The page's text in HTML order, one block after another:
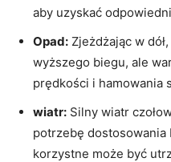
aby uzyskać
Opad: Zjeżdżając w
wyższego biegu, ale
prędkości i hamowania
wiatr: Silny wiatr
potrzebę dostosowania
korzystne może być